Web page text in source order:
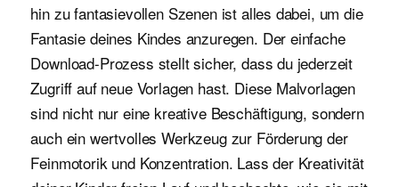
hin zu fantasievollen Szenen ist alles dabei, um die
Fantasie deines Kindes anzuregen. Der einfache
Download-Prozess stellt sicher, dass du jederzeit
Zugriff auf neue Vorlagen hast. Diese Malvorlagen
sind nicht nur eine kreative Beschäftigung, sondern
auch ein wertvolles Werkzeug zur Förderung der
Feinmotorik und Konzentration. Lass der Kreativität